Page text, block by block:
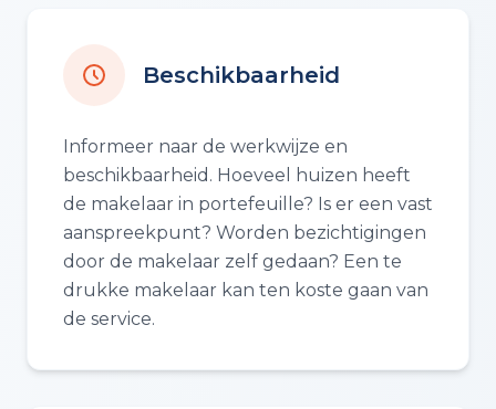
Beschikbaarheid
Informeer naar de werkwijze en
beschikbaarheid. Hoeveel huizen heeft
de makelaar in portefeuille? Is er een vast
aanspreekpunt? Worden bezichtigingen
door de makelaar zelf gedaan? Een te
drukke makelaar kan ten koste gaan van
de service.